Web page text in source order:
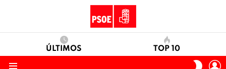
ÚLTIMOS TOP 10